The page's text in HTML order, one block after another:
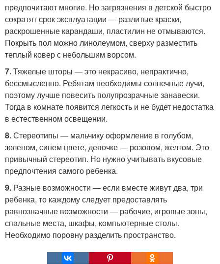
предпочитают многие. Но загрязнения в детской быстро
сократят срок эксплуатации — разлитые краски,
раскрошенные карандаши, пластилин не отмываются.
Покрыть пол можно линолеумом, сверху разместить
теплый ковер с небольшим ворсом.
7.Тяжелые шторы — это некрасиво, непрактично,
бессмысленно. Ребятам необходимы солнечные лучи,
поэтому лучше повесить полупрозрачные занавески.
Тогда в комнате появится легкость и не будет недостатка
в естественном освещении.
8.Стереотипы — мальчику оформление в голубом,
зеленом, синем цвете, девочке — розовом, желтом. Это
привычный стереотип. Но нужно учитывать вкусовые
предпочтения самого ребенка.
9. Разные возможности — если вместе живут два, три
ребенка, то каждому следует предоставлять
равнозначные возможности — рабочие, игровые зоны,
спальные места, шкафы, компьютерные столы.
Необходимо поровну разделить пространство.